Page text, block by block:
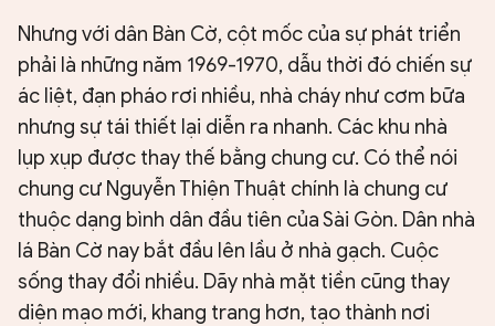
Nhưng với dân Bàn Cờ, cột mốc của sự phát triển
phải là những năm 1969-1970, dẫu thời đó chiến sự
ác liệt, đạn pháo rơi nhiều, nhà cháy như cơm bữa
nhưng sự tái thiết lại diễn ra nhanh. Các khu nhà
lụp xụp được thay thế bằng chung cư. Có thể nói
chung cư Nguyễn Thiện Thuật chính là chung cư
thuộc dạng bình dân đầu tiên của Sài Gòn. Dân nhà
lá Bàn Cờ nay bắt đầu lên lầu ở nhà gạch. Cuộc
sống thay đổi nhiều. Dãy nhà mặt tiền cũng thay
diện mạo mới, khang trang hơn, tạo thành nơi